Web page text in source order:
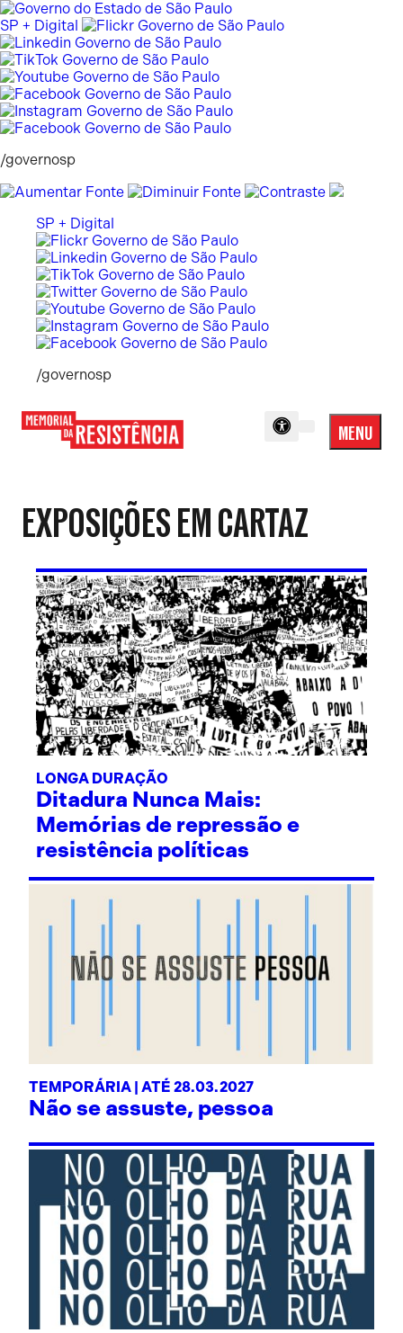
Pular
para
o
conteúdo
SP + Digital
/governosp
SP + Digital
/governosp
MENU
Menu
EXPOSIÇÕES EM CARTAZ
LONGA DURAÇÃO
Ditadura Nunca Mais:
Memórias de repressão e
resistência políticas
TEMPORÁRIA | ATÉ 28.03.2027
Não se assuste, pessoa